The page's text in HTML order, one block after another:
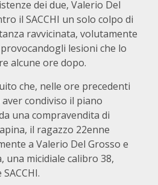
dei due, Valerio Del
il SACCHI un solo colpo di
ravvicinata, volutamente
lesioni che lo
alcune ore dopo.
che, nelle ore precedenti
condiviso il piano
una compravendita di
il ragazzo 22enne
a Valerio Del Grosso e
una micidiale calibro 38,